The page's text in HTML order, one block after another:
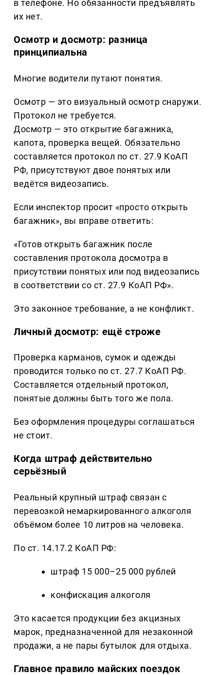
в телефоне. Но обязанности предъявлять
их нет.
Осмотр и досмотр: разница
принципиальна
Многие водители путают понятия.
Осмотр — это визуальный осмотр снаружи.
Протокол не требуется.
Досмотр — это открытие багажника,
капота, проверка вещей. Обязательно
составляется протокол по ст. 27.9 КоАП
РФ, присутствуют двое понятых или
ведётся видеозапись.
Если инспектор просит «просто открыть
багажник», вы вправе ответить:
«Готов открыть багажник после
составления протокола досмотра в
присутствии понятых или под видеозапись
в соответствии со ст. 27.9 КоАП РФ».
Это законное требование, а не конфликт.
Личный досмотр: ещё строже
Проверка карманов, сумок и одежды
проводится только по ст. 27.7 КоАП РФ.
Составляется отдельный протокол,
понятые должны быть того же пола.
Без оформления процедуры соглашаться
не стоит.
Когда штраф действительно
серьёзный
Реальный крупный штраф связан с
перевозкой немаркированного алкоголя
объёмом более 10 литров на человека.
По ст. 14.17.2 КоАП РФ:
штраф 15 000–25 000 рублей
конфискация алкоголя
Это касается продукции без акцизных
марок, предназначенной для незаконной
продажи, а не пары бутылок для отдыха.
Главное правило майских поездок